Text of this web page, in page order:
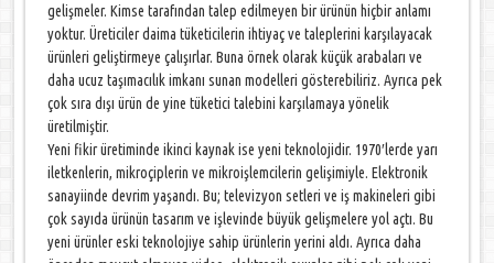
gelişmeler. Kimse tarafından talep edilmeyen bir ürünün hiçbir anlamı
yoktur. Üreticiler daima tüketicilerin ihtiyaç ve taleplerini karşılayacak
ürünleri geliştirmeye çalışırlar. Buna örnek olarak küçük arabaları ve
daha ucuz taşımacılık imkanı sunan modelleri gösterebiliriz. Ayrıca pek
çok sıra dışı ürün de yine tüketici talebini karşılamaya yönelik
üretilmiştir.
Yeni fikir üretiminde ikinci kaynak ise yeni teknolojidir. 1970′lerde yarı
iletkenlerin, mikroçiplerin ve mikroişlemcilerin gelişimiyle. Elektronik
sanayiinde devrim yaşandı. Bu; televizyon setleri ve iş makineleri gibi
çok sayıda ürünün tasarım ve işlevinde büyük gelişmelere yol açtı. Bu
yeni ürünler eski teknolojiye sahip ürünlerin yerini aldı. Ayrıca daha